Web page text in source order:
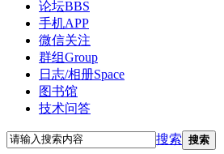
论坛BBS
手机APP
微信关注
群组Group
日志/相册Space
图书馆
技术问答
搜索 搜索